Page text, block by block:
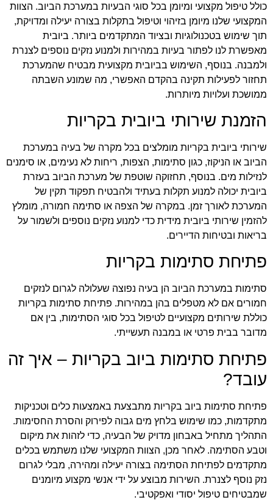
כולל טיפול מקצועי ומיומן בכל סוגי הבעיות במערכת הביוב. הצוות
המקצועי שלנו מיומן בזיהוי וטיפול בתקלות בצורה יעילה ומדויקת,
תוך שימוש בטכנולוגיות ובציוד המתקדמים ביותר. ביובית
מאפשרת לנו לפתור בעיות במהירות ולמנוע נזקים נוספים לצנרת
ולמבנה. בנוסף, השימוש בביובית מקצועית מבטיח שהמערכת
תחזור לפעילות תקינה בהקדם האפשרי, מה שמונע השבתה
ממושכת ועלויות מיותרות.
הזמנת שירותי ביובית בקריות
שירותי ביובית בקריות מומלצים בכל מקרה של בעיה במערכת
הביוב או הניקוז, כגון סתימות, הצפות, ריחות לא נעימים, או סימנים
לנזילות מים. בנוסף, תחזוקה שוטפת של מערכת הביוב בעזרת
ביובית יכולה למנוע תקלות בעתיד ולהבטיח תפקוד תקין של
המערכת לאורך זמן. במקרה של הצפה או סתימה חמורה, מומלץ
להזמין שירותי ביובית מידית כדי למנוע נזקים נוספים ולשמור על
בריאות ובטיחות הדיירים.
פתיחת סתימות בקריות
סתימות במערכת הביוב הן בעיה נפוצה שעלולה לגרום לנזקים
חמורים אם לא מטפלים בהן במהירות. פתיחת סתימות בקריות
כוללת שירותים מקצועיים לטיפול בכל סוגי הסתימות, בין אם
מדובר בבית פרטי או במבנה תעשייתי.
פתיחת סתימות ביוב בקריות – איך זה
עובד?
פתיחת סתימות ביוב בקריות מתבצעת באמצעות כלים וטכניקות
מתקדמות, כמו שימוש בלחץ מים גבוה לפירוק והסרת החסימות.
התהליך מתחיל באבחון מדויק של הבעיה, כדי לזהות את מיקום
וטבע הסתימה. לאחר מכן, הצוות המקצועי שלנו משתמש בכלים
מתקדמים לפתיחת הסתימה בצורה יעילה ומהירה, מבלי לגרום
נזק נוסף לצנרת. השירות מבוצע על ידי אנשי מקצוע מיומנים
שמבטיחים טיפול יסודי ואפקטיבי.